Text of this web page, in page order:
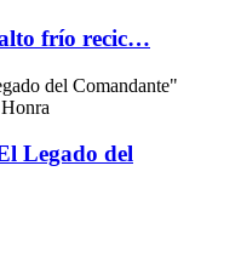
frío recic…
Legado del